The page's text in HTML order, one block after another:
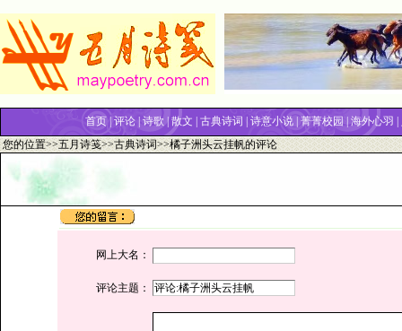
首页 评论 诗歌 |散文 古典诗词 诗意小说 菁菁校园| 海外心羽
您的位置>>五月诗笺>>古典诗词>>橘子洲头云挂帆的评论
网上大名：
评论主题：